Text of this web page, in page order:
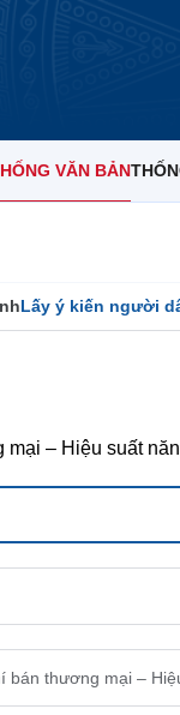
VĂN BẢN
Lấy ý kiến người
mại – Hiệu suất